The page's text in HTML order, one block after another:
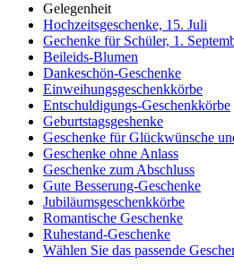
Gelegenheit
Hochzeitsgeschenke, 15. Juli
Gechenke für Schüler, 1.
Beileids-Blumen
Dankeschön-Geschenke
Einweihungsgeschenkkörbe
Entschuldigungs-Geschenkkörbe
Geburtstagsgeshenke
Geschenke für Glückwünsche
Geschenke ohne Anlass
Geschenke zum Abschluss
Gute Besserung-Geschenke
Jubiläumsgeschenkkörbe
Romantische Geschenke
Ruhestand-Geschenke
Wählen Sie das passende